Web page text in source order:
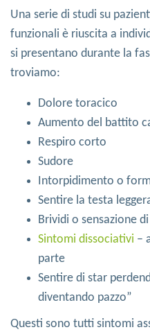
Una serie di studi su
funzionali è riuscita a
si presentano durante la
troviamo:
Dolore toracico
Aumento del battito
Respiro corto
Sudore
Intorpidimento o
Sentire la testa
Brividi o sensazione
Sintomi dissociativi –
parte
Sentire di star
diventando pazzo”
Questi sono tutti sintomi